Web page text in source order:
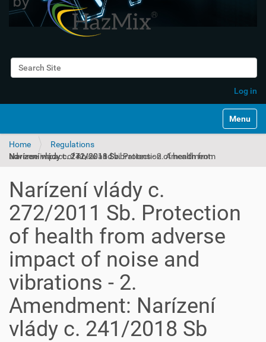
Search Site
Log in
Toggle
Home
Regulations
Narízení vlády c. 272/2011 Sb. Protection of health from adverse impact of noise and vibrations - 2. Amendment: Narízení vlády c. 241/2018 Sb
Narízení vlády c.
272/2011 Sb. Protection
of health from adverse
impact of noise and
vibrations - 2.
Amendment: Narízení
vlády c. 241/2018 Sb